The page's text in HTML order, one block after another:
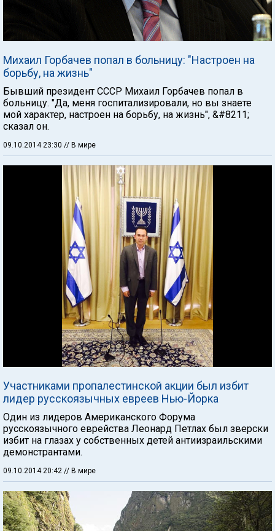
Михаил Горбачев попал в больницу: "Настроен на
борьбу, на жизнь"
Бывший президент СССР Михаил Горбачев попал в
больницу. "Да, меня госпитализировали, но вы знаете
мой характер, настроен на борьбу, на жизнь", &#8211;
сказал он.
09.10.2014 23:30 // В мире
Участниками пропалестинской акции был избит
лидер русскоязычных евреев Нью-Йорка
Один из лидеров Американского Форума
русскоязычного еврейства Леонард Петлах был зверски
избит на глазах у собственных детей антиизраильскими
демонстрантами.
09.10.2014 20:42 // В мире